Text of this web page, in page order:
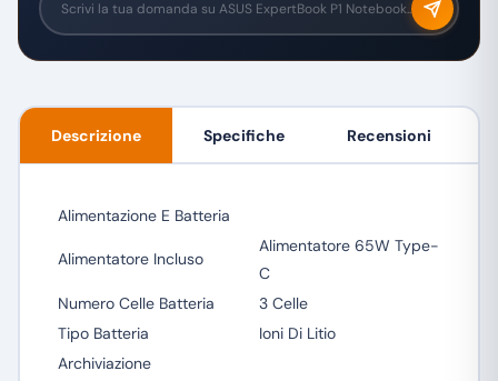
Descrizione Specifiche Recensioni
Alimentazione E Batteria
Alimentatore Incluso
Alimentatore 65W Type-
C
Numero Celle Batteria
3 Celle
Tipo Batteria
Ioni Di Litio
Archiviazione